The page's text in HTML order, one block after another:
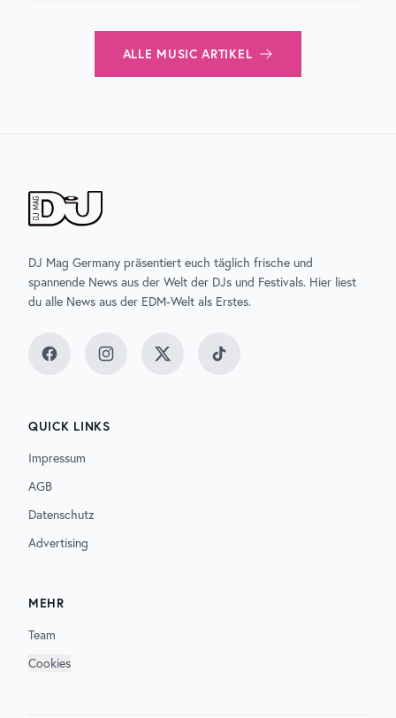
ALLE MUSIC ARTIKEL
DJ Mag Germany präsentiert euch täglich frische und
spannende News aus der Welt der DJs und Festivals. Hier liest
du alle News aus der EDM-Welt als Erstes.
FacebookInstagramTwitter TikTok
QUICK LINKS
Impressum
AGB
Datenschutz
Advertising
MEHR
Team
Cookies